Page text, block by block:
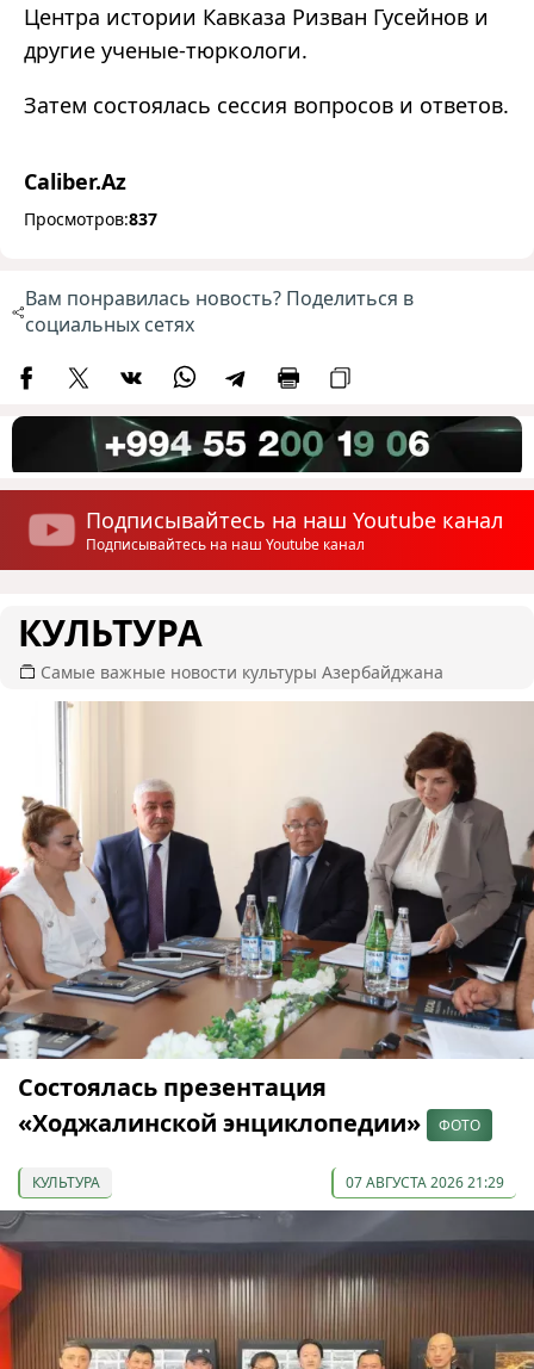
Центра истории Кавказа Ризван Гусейнов и
другие ученые-тюркологи.
Затем состоялась сессия вопросов и ответов.
Caliber.Az
Просмотров:837
Вам понравилась новость? Поделиться в
социальных сетях
Подписывайтесь на наш Youtube канал
Подписывайтесь на наш Youtube канал
КУЛЬТУРА
Самые важные новости культуры Азербайджана
Состоялась презентация
«Ходжалинской энциклопедии»
ФОТО
КУЛЬТУРА 07 АВГУСТА 2026 21:29